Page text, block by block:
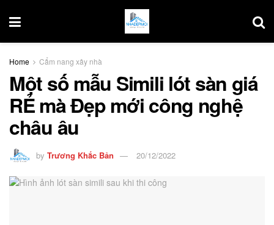
Home Cẩm nang xây nhà
Một số mẫu Simili lót sàn giá
RẺ mà Đẹp mới công nghệ
châu âu
by Trương Khắc Bản 20/12/2022